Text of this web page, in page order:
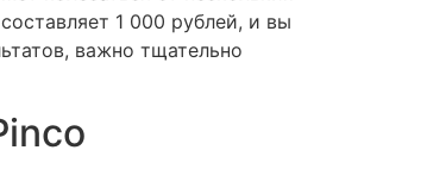
1 000 рублей, и вы
важно тщательно